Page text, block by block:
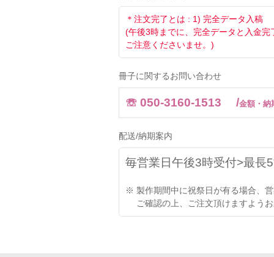
＊注文完了とは : 1) 完全データ入稿
(午後3時までに、完全データと入金
ご注意くださいませ。)
冊子に関するお問い合わせ
☏ 050-3160-1513 /金額・納
配送/納期案内
毎営業日午後3時受付>最長
※ 製作期間中に祝祭日が有る場合、
ご確認の上、ご注文頂けますよう